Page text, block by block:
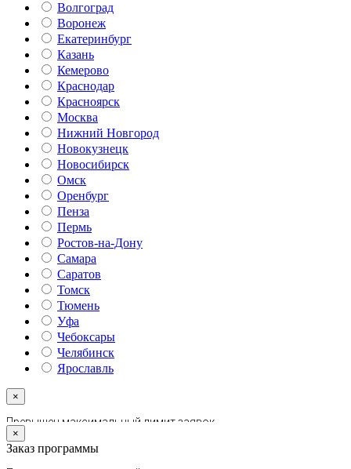
Волгоград
Воронеж
Екатеринбург
Казань
Кемерово
Краснодар
Красноярск
Москва
Нижний Новгород
Новокузнецк
Новосибирск
Омск
Оренбург
Пенза
Пермь
Ростов-на-Дону
Самара
Саратов
Томск
Тюмень
Уфа
Чебоксары
Челябинск
Ярославль
×
×
Заказ программы